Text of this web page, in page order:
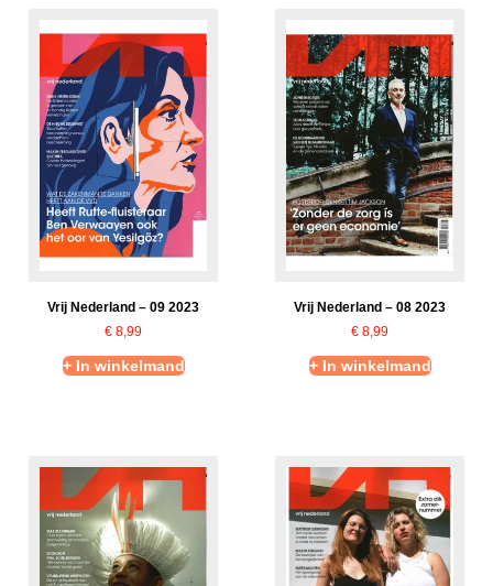
Vrij Nederland – 09 2023
€ 8,99
+ In winkelmand
Vrij Nederland – 08 2023
€ 8,99
+ In winkelmand